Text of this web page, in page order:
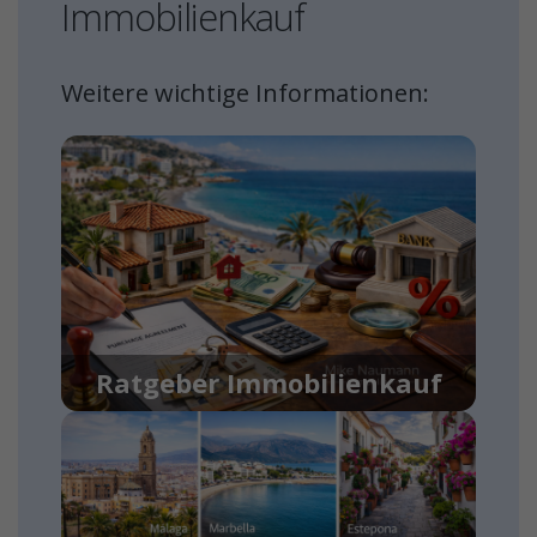
Immobilienkauf
Weitere wichtige Informationen:
Ratgeber Immobilienkauf